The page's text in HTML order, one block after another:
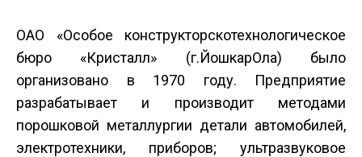
ОАО «Особое конструкторско­технологическое
бюро «Кристалл» (г.Йошкар­Ола) было
организовано в 1970 году. Предприятие
разрабатывает и производит методами
порошковой металлургии детали автомобилей,
электротехники, приборов; ультразвуковое